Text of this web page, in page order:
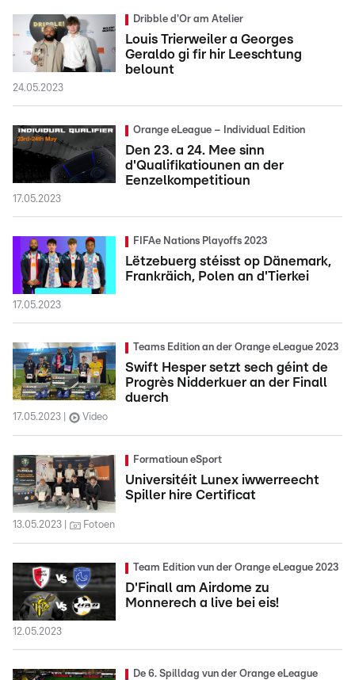
Dribble d'Or am Atelier
Louis Trierweiler a Georges
Geraldo gi fir hir Leeschtung
belount
24.05.2023
Orange eLeague – Individual Edition
Den 23. a 24. Mee sinn
d'Qualifikatiounen an der
Eenzelkompetitioun
17.05.2023
FIFAe Nations Playoffs 2023
Lëtzebuerg stéisst op Dänemark,
Frankräich, Polen an d'Tierkei
17.05.2023
Teams Edition an der Orange eLeague 2023
Swift Hesper setzt sech géint de
Progrès Nidderkuer an der Finall
duerch
17.05.2023 Video
Formatioun eSport
Universitéit Lunex iwwerreecht
Spiller hire Certificat
13.05.2023 Fotoen
Team Edition vun der Orange eLeague 2023
D'Finall am Airdome zu
Monnerech a live bei eis!
12.05.2023
De 6. Spilldag vun der Orange eLeague